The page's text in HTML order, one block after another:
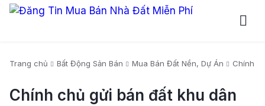
Trang chủ Bất Động Sản Bán Mua Bán Đất Nền, Dự Án Chính
Chính chủ gửi bán đất khu dân